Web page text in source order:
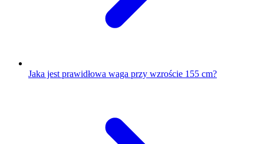
Jaka jest prawidłowa waga przy wzroście 155 cm?